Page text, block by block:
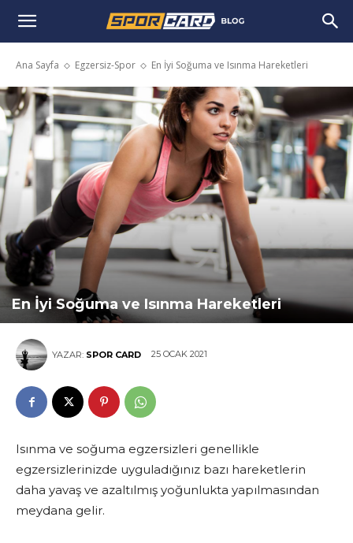
Ana Sayfa Egzersiz-Spor En İyi Soğuma ve Isınma Hareketleri
En İyi Soğuma ve Isınma Hareketleri
YAZAR: SPOR CARD 25 OCAK 2021
Isınma ve soğuma egzersizleri genellikle
egzersizlerinizde uyguladığınız bazı hareketlerin
daha yavaş ve azaltılmış yoğunlukta yapılmasından
meydana gelir.